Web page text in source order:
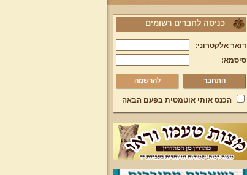
כניסה לחברים רשומים
דואר אלקטרוני:
סיסמא:
להרשמה
הכנס אותי אוטמטית בפעם הבאה